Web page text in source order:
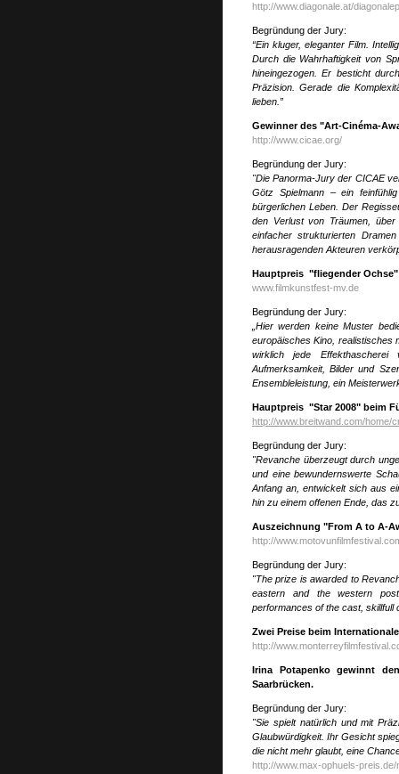
http://www.diagonale.at/
Begründung der Jury:
“Ein kluger, eleganter Film.
Durch die Wahrhaftigkeit von
hineingezogen. Er besticht
Präzision. Gerade die
lieben. ”
Gewinner des "Art-Cinéma-
http://www.cicae.org/
Begründung der Jury:
"Die Panorma-Jury der CICAE
Götz Spielmann – ein
bürgerlichen Leben. Der
den Verlust von Träumen,
einfacher strukturierten
herausragenden Akteuren
Hauptpreis "fliegender
www.filmkunstfest-mv.de
Begründung der Jury:
Hier werden keine Muster
europäisches Kino, realistisches
wirklich jede Effekthascherei
Aufmerksamkeit, Bilder und
Ensembleleistung, ein
Hauptpreis "Star 2008" beim
http://www.breitwand.com/home/
Begründung der Jury:
"Revanche überzeugt durch
und eine bewundernswerte
Anfang an, entwickelt sich aus
hin zu einem offenen Ende, das
Auszeichnung "From A to A-
http://
Begründung der Jury:
"The prize is awarded to
eastern and the western
performances of the cast, skillfull
Zwei Preise beim
http://
Irina Potapenko gewinnt
Saarbrücken.
Begründung der Jury:
"Sie spielt natürlich und mit
Glaubwürdigkeit. Ihr Gesicht
die nicht mehr glaubt, eine
http://www.max-ophuels-preis.de/